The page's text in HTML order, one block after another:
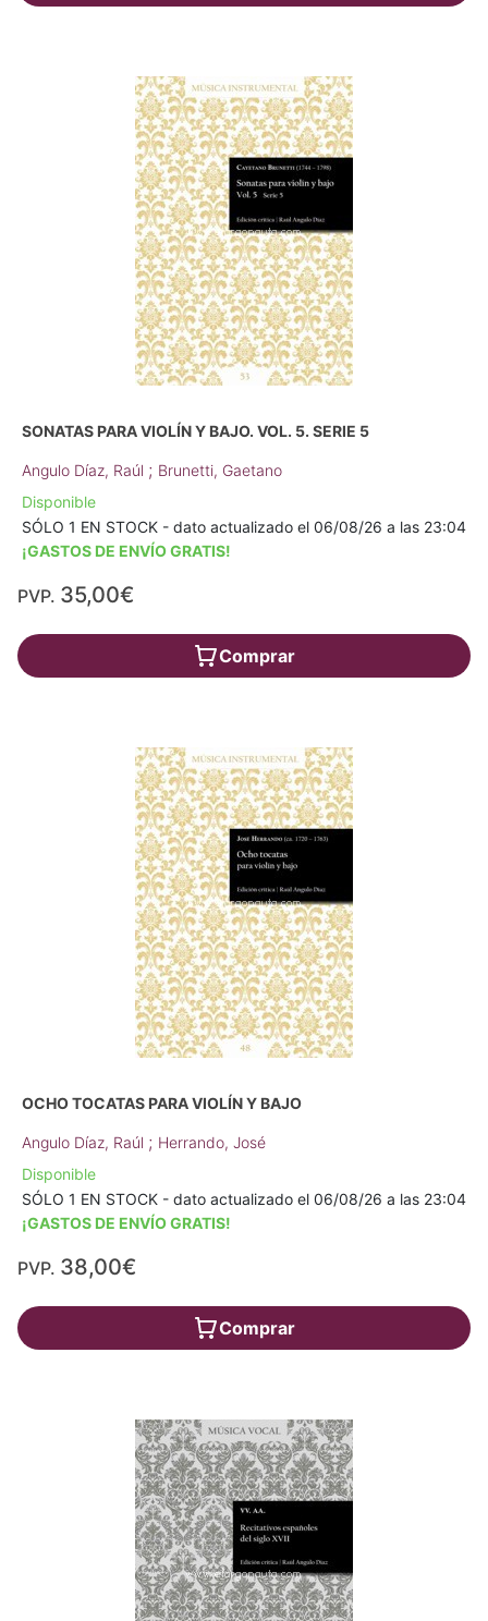
SONATAS PARA VIOLÍN Y BAJO. VOL. 5. SERIE 5
Angulo Díaz, Raúl ; Brunetti, Gaetano
Disponible
SÓLO 1 EN STOCK - dato actualizado el 06/08/26 a las 23:04
¡GASTOS DE ENVÍO GRATIS!
PVP. 35,00€
Comprar
OCHO TOCATAS PARA VIOLÍN Y BAJO
Angulo Díaz, Raúl ; Herrando, José
Disponible
SÓLO 1 EN STOCK - dato actualizado el 06/08/26 a las 23:04
¡GASTOS DE ENVÍO GRATIS!
PVP. 38,00€
Comprar